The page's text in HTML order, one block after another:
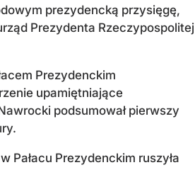
prezydencką przysięgę,
Prezydenta Rzeczypospolitej
Prezydenckim
upamiętniające
podsumował pierwszy
Pałacu Prezydenckim ruszyła